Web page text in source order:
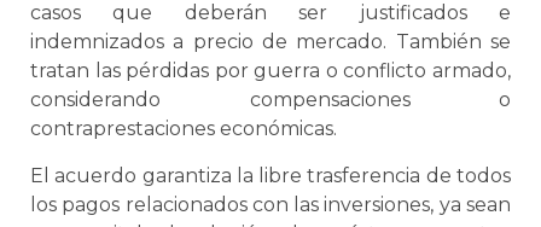
casos que deberán ser justificados e
indemnizados a precio de mercado. También se
tratan las pérdidas por guerra o conflicto armado,
considerando compensaciones o
contraprestaciones económicas.
El acuerdo garantiza la libre trasferencia de todos
los pagos relacionados con las inversiones, ya sean